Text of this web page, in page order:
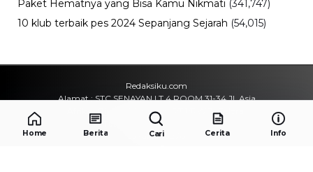
Paket Hematnya yang Bisa Kamu Nikmati (341,747)
10 klub terbaik pes 2024 Sepanjang Sejarah (54,015)
Redaksiku.com
Alamat : STC SENAYAN LT.4 ROOM 31-34 Jl. Asia
Afrika , Pintu IX Senayan, RT.1/RW.3, Gelora,
Kecamatan Tanah Abang, Daerah Khusus Ibukota
Jakarta 10270
Home Berita Cari Cerita Info